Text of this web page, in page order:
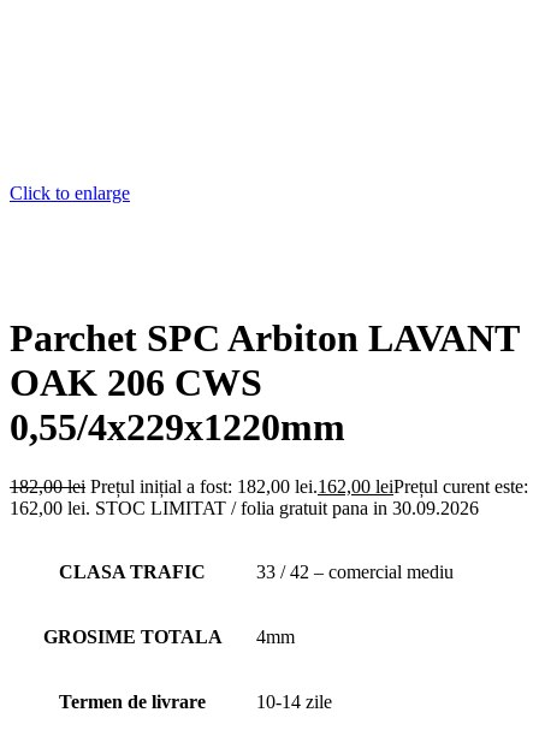
Click to enlarge
Parchet SPC Arbiton LAVANT
OAK 206 CWS
0,55/4x229x1220mm
182,00lei Prețul inițial a fost: 182,00 lei.162,00 leiPrețul curent este:
162,00 lei. STOC LIMITAT / folia gratuit pana in 30.09.2026
CLASA TRAFIC 33 / 42 – comercial mediu
GROSIME TOTALA 4mm
Termen de livrare 10-14 zile